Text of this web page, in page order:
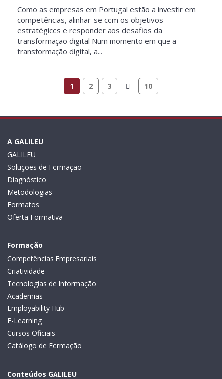
Como as empresas em Portugal estão a investir em
competências, alinhar-se com os objetivos
estratégicos e responder aos desafios da
transformação digital Num momento em que a
transformação digital, a...
1 2 3 10
A GALILEU
GALILEU
Soluções de Formação
Diagnóstico
Metodologias
Formatos
Oferta Formativa
Formação
Competências Empresariais
Criatividade
Tecnologias de Informação
Academias
Employability Hub
E-Learning
Cursos Oficiais
Catálogo de Formação
Conteúdos GALILEU